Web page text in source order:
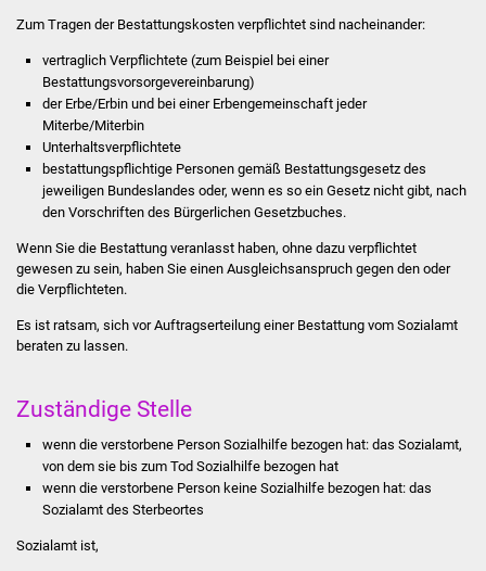
Veröffentlichungen
Wahlen
Stadtinfo
Schulentwicklung Bizet
Sanierung Hallenbad
Zum Tragen der Bestattungskosten verpflichtet sind nacheinander:
vertraglich Verpflichtete (zum Beispiel bei einer
Bestattungsvorsorgevereinbarung)
der Erbe/Erbin und bei einer Erbengemeinschaft jeder
Miterbe/Miterbin
Unterhaltsverpflichtete
bestattungspflichtige Personen gemäß Bestattungsgesetz des
jeweiligen Bundeslandes oder, wenn es so ein Gesetz nicht gibt, nach
den Vorschriften des Bürgerlichen Gesetzbuches.
Wenn Sie die Bestattung veranlasst haben, ohne dazu verpflichtet
gewesen zu sein, haben Sie einen Ausgleichsanspruch gegen den oder
die Verpflichteten.
Es ist ratsam, sich vor Auftragserteilung einer Bestattung vom Sozialamt
beraten zu lassen.
Zuständige Stelle
wenn die verstorbene Person Sozialhilfe bezogen hat: das Sozialamt,
von dem sie bis zum Tod Sozialhilfe bezogen hat
wenn die verstorbene Person keine Sozialhilfe bezogen hat: das
Sozialamt des Sterbeortes
Sozialamt ist,